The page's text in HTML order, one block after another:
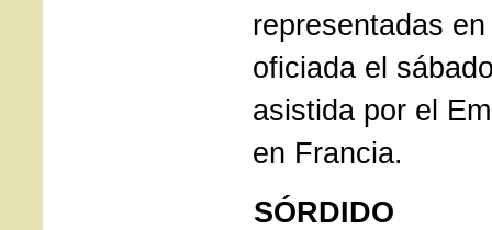
representadas
oficiada el
asistida por el
en Francia.
SÓRDIDO